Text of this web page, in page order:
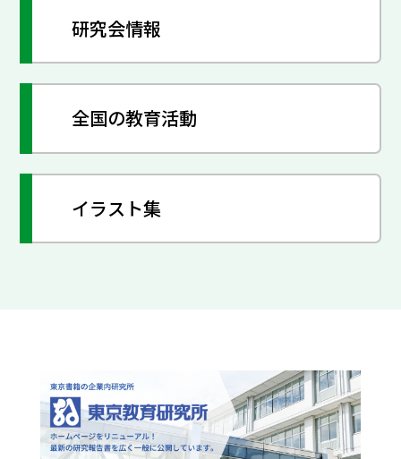
研究会情報
全国の教育活動
イラスト集